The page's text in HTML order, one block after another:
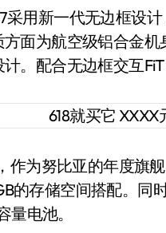
采用新一代无边框设
面为航空级铝合金
。配合无边框交互
作为努比亚的年度旗
的存储空间搭配。同
量电池。